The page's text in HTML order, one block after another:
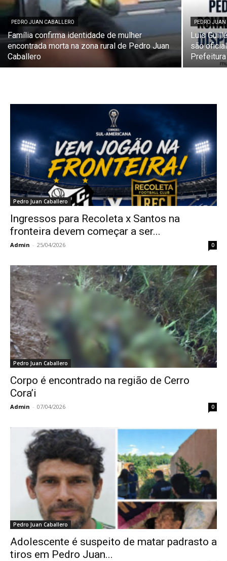
PEDRO JUAN CABALLERO
Família confirma identidade de mulher
encontrada morta na zona rural de Pedro Juan
Caballero
PEDRO
Luís
são
Pedro Juan Caballero
Ingressos para Recoleta x Santos na
fronteira devem começar a ser...
Admin - 25/04/2026 0
Pedro Juan Caballero
Corpo é encontrado na região de Cerro
Cora’i
Admin - 07/04/2026 0
Pedro Juan Caballero
Adolescente é suspeito de matar padrasto a
tiros em Pedro Juan...